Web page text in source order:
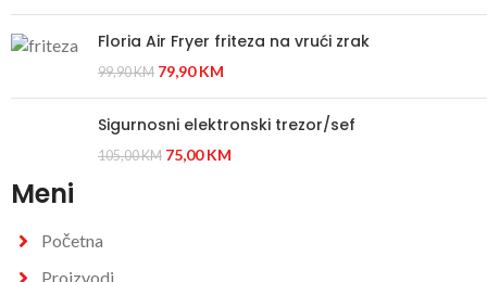
Floria Air Fryer friteza na vrući zrak
99,90KM 79,90KM
Sigurnosni elektronski trezor/sef
105,00KM 75,00KM
Meni
Početna
Proizvodi